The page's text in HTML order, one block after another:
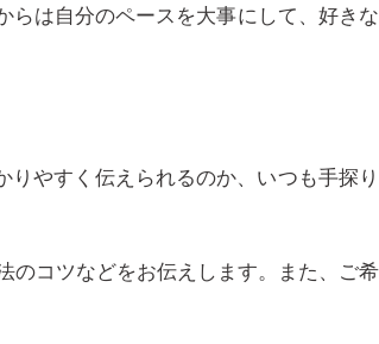
らは自分のペースを大事にして、好きな
りやすく伝えられるのか、いつも手探り
のコツなどをお伝えします。また、ご希